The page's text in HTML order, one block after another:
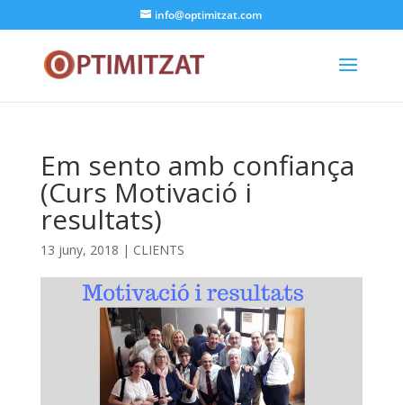
info@optimitzat.com
Em sento amb confiança
(Curs Motivació i
resultats)
13 juny, 2018 | CLIENTS